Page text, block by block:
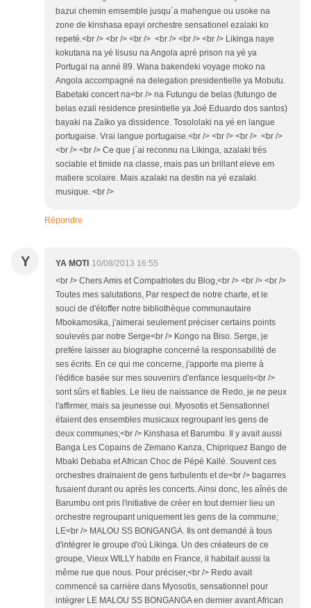
bazui chemin emsemble jusqu´a mahengue ou usoke na
zone de kinshasa epayi orchestre sensationel ezalaki ko
repeté.<br /> <br /> <br /> <br /> <br /> <br /> Likinga naye
kokutana na yé lisusu na Angola apré prison na yé ya
Portugal na anné 89. Wana bakendeki voyage moko na
Angola accompagné na delegation presidentielle ya Mobutu.
Babetaki concert na<br /> na Futungu de belas (futungo de
belas ezali residence presintielle ya Joé Eduardo dos santos)
bayaki na Zaïko ya dissidence. Tosololaki na yé en langue
portugaise. Vrai langue portugaise.<br /> <br /> <br /> <br />
<br /> <br /> Ce que j´ai reconnu na Likinga, azalaki trés
sociable et timide na classe, mais pas un brillant eleve em
matiere scolaire. Mais azalaki na destin na yé ezalaki.
musique. <br />
Répondre
Y YA MOTI 10/08/2013 16:55
<br /> Chers Amis et Compatriotes du Blog,<br /> <br /> <br />
Toutes mes salutations, Par respect de notre charte, et le
souci de d'étoffer notre bibliothèque communautaire
Mbokamosika, j'aimerai seulement préciser certains points
soulevés par notre Serge<br /> Kongo na Biso. Serge, je
prefére laisser au biographe concerné la responsabilité de
ses écrits. En ce qui me concerne, j'apporte ma pierre à
l'édifice basée sur mes souvenirs d'enfance lesquels<br />
sont sûrs et fiables. Le lieu de naissance de Redo, je ne peux
l'affirmer, mais sa jeunesse oui. Myosotis et Sensationnel
étaient des ensembles musicaux regroupant les gens de
deux communes;<br /> Kinshasa et Barumbu. Il y avait aussi
Banga Les Copains de Zemano Kanza, Chipriquez Bango de
Mbaki Debaba et African Choc de Pépé Kallé. Souvent ces
orchestres drainaient de gens turbulents et de<br /> bagarres
fusaient durant ou après les concerts. Ainsi donc, les aînés de
Barumbu ont pris l'initiative de créer en tout dernier lieu un
orchestre regroupant uniquement les gens de la commune;
LE<br /> MALOU SS BONGANGA. Ils ont demandé à tous
d'intégrer le groupe d'où Likinga. Un des créateurs de ce
groupe, Vieux WILLY habite en France, il habitait aussi la
même rue que nous. Pour préciser,<br /> Redo avait
commencé sa carrière dans Myosotis, sensationnel pour
intégrer LE MALOU SS BONGANGA en dernier avant African